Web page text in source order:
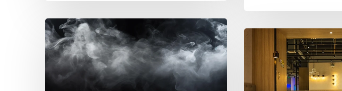
Normes
de
désenfumage
dans
dans